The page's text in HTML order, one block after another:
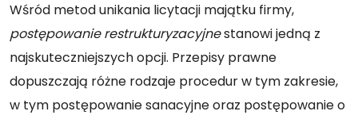
Wśród metod unikania licytacji majątku firmy,
postępowanie restrukturyzacyjnestanowi jedną z
najskuteczniejszych opcji. Przepisy prawne
dopuszczają różne rodzaje procedur w tym zakresie,
w tym postępowanie sanacyjne oraz postępowanie o